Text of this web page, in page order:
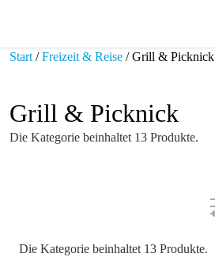
Start /Freizeit & Reise / Grill & Picknick
Grill & Picknick
Die Kategorie beinhaltet 13 Produkte.
Die Kategorie beinhaltet 13 Produkte.